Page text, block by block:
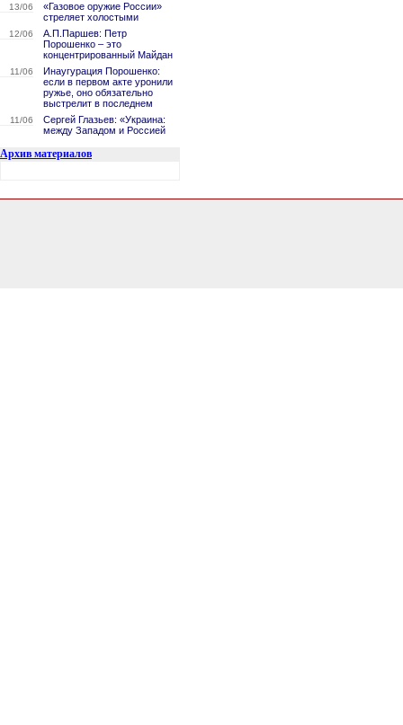
13/06
«Газовое оружие России»
стреляет холостыми
12/06
А.П.Паршев: Петр
Порошенко – это
концентрированный Майдан
11/06
Инаугурация Порошенко:
если в первом акте уронили
ружье, оно обязательно
выстрелит в последнем
11/06
Сергей Глазьев: «Украина:
между Западом и Россией
Архив материалов